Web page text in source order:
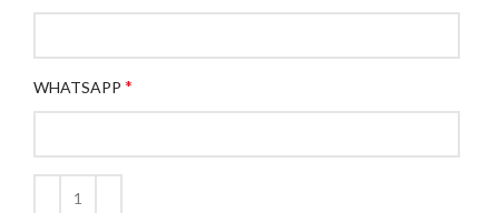
WHATSAPP *